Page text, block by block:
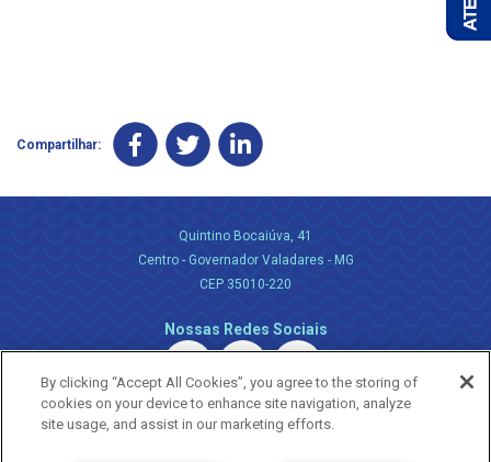
Compartilhar:
Quintino Bocaiúva, 41
Centro - Governador Valadares - MG
CEP 35010-220
Nossas Redes Sociais
By clicking “Accept All Cookies”, you agree to the storing of
cookies on your device to enhance site navigation, analyze
site usage, and assist in our marketing efforts.